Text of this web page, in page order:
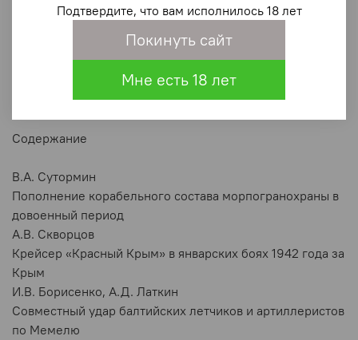
В сборнике содержатся материалы по истории
Содержание
В.А. Сутормин
Пополнение корабельного состава морпогранохраны в
довоенный период
А.В. Скворцов
Крейсер «Красный Крым» в январских боях 1942 года за
Крым
И.В. Борисенко, А.Д. Латкин
Совместный удар балтийских летчиков и артиллеристов
по Мемелю
Подтвердите, что вам исполнилось 18 лет
Покинуть сайт
Мне есть 18 лет